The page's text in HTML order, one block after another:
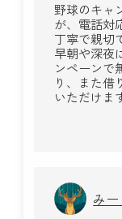
野球のキャ
が、電話対
丁寧で親切
早朝や深夜
ンペーンで
り、また借
いただけま
み